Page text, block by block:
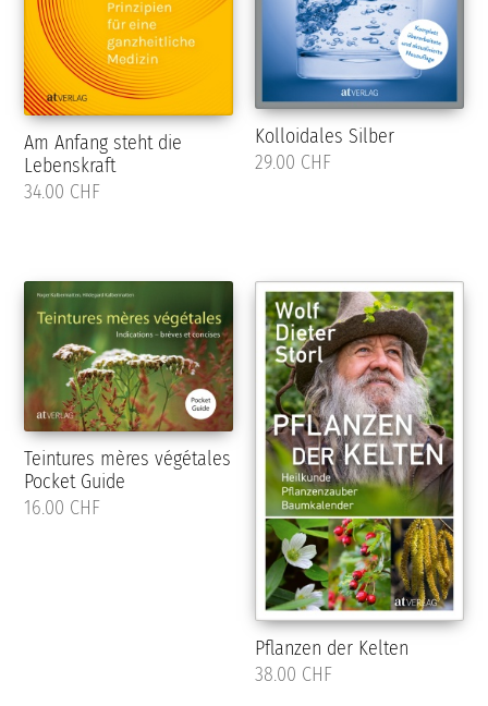
Am Anfang steht die
Lebenskraft
34.00 CHF
Kolloidales Silber
29.00 CHF
Teintures mères végétales
Pocket Guide
16.00 CHF
Pflanzen der Kelten
38.00 CHF